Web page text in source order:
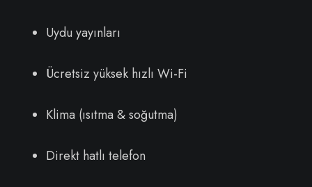
Uydu yayınları
Ücretsiz yüksek hızlı Wi-Fi
Klima (ısıtma & soğutma)
Direkt hatlı telefon